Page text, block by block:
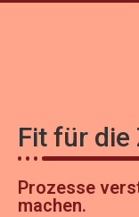
Fit für
Prozesse
machen.